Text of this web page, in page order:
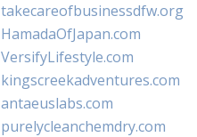
takecareofbusinessdfw.org
HamadaOfJapan.com
VersifyLifestyle.com
kingscreekadventures.com
antaeuslabs.com
purelycleanchemdry.com